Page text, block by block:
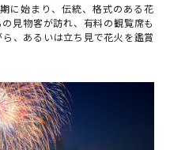
に始まり、伝統、格式のある花
見物客が訪れ、有料の観覧席も
、あるいは立ち見で花火を鑑賞